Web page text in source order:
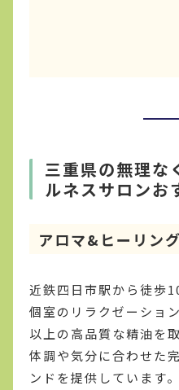
三重県の無理な
ルネスサロンお
アロマ&ヒーリン
近鉄四日市駅から徒歩
個室のリラクゼーショ
以上の高品質な精油を
体調や気分に合わせた
ンドを提供しています